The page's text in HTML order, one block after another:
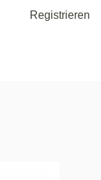
Registrieren